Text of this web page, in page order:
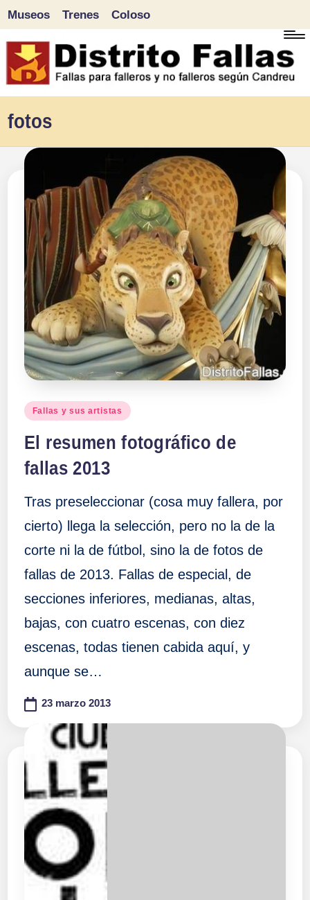
Saltar
al
Museos Trenes Coloso
fotos
Publicado
Fallas y sus artistas
El resumen fotográfico de
fallas 2013
Tras preseleccionar (cosa muy fallera, por
cierto) llega la selección, pero no la de la
corte ni la de fútbol, sino la de fotos de
fallas de 2013. Fallas de especial, de
secciones inferiores, medianas, altas,
bajas, con cuatro escenas, con diez
escenas, todas tienen cabida aquí, y
aunque se…
23 marzo 2013